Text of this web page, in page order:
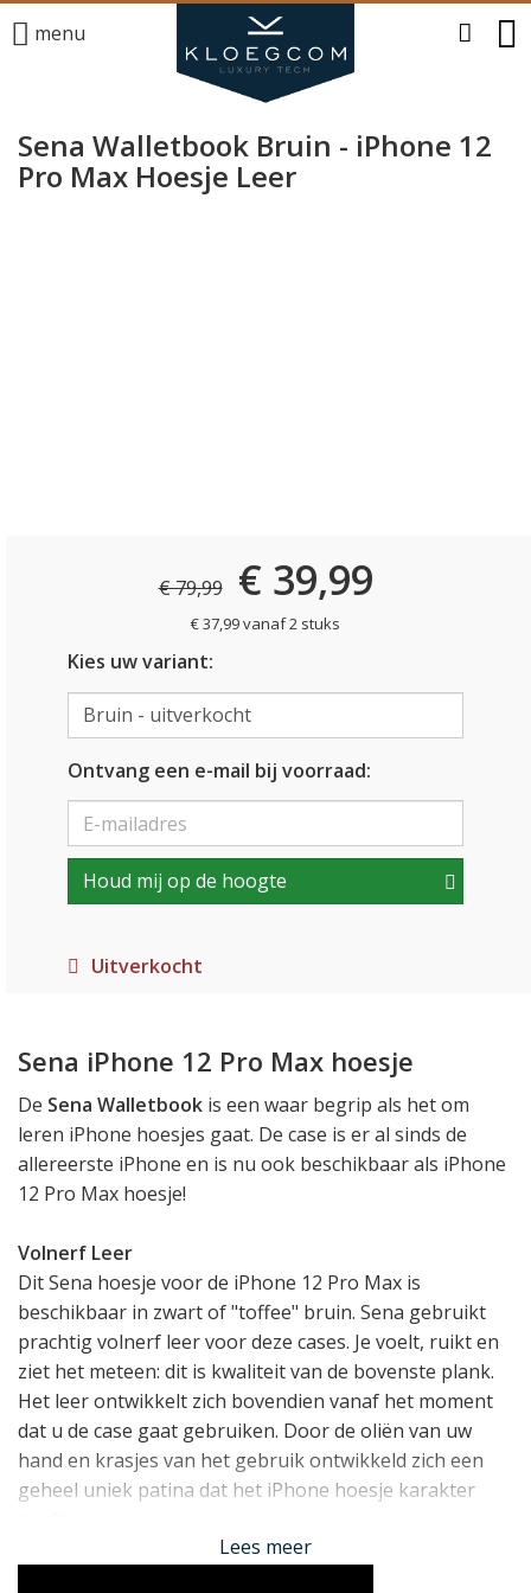
menu
Sena Walletbook Bruin - iPhone 12
Pro Max Hoesje Leer
€ 79,99 € 39,99
€ 37,99 vanaf 2 stuks
Kies uw variant:
Ontvang een e-mail bij voorraad:
Houd mij op de hoogte
Uitverkocht
Sena iPhone 12 Pro Max hoesje
De Sena Walletbook is een waar begrip als het om
leren iPhone hoesjes gaat. De case is er al sinds de
allereerste iPhone en is nu ook beschikbaar als iPhone
12 Pro Max hoesje!
Volnerf Leer
Dit Sena hoesje voor de iPhone 12 Pro Max is
beschikbaar in zwart of "toffee" bruin. Sena gebruikt
prachtig volnerf leer voor deze cases. Je voelt, ruikt en
ziet het meteen: dit is kwaliteit van de bovenste plank.
Het leer ontwikkelt zich bovendien vanaf het moment
dat u de case gaat gebruiken. Door de oliën van uw
hand en krasjes van het gebruik ontwikkeld zich een
geheel uniek patina dat het iPhone hoesje karakter
Lees meer